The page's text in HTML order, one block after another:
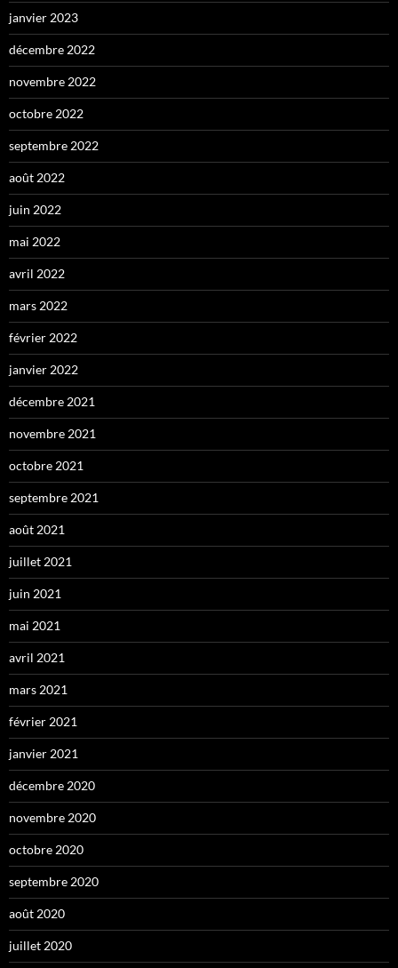
janvier 2023
décembre 2022
novembre 2022
octobre 2022
septembre 2022
août 2022
juin 2022
mai 2022
avril 2022
mars 2022
février 2022
janvier 2022
décembre 2021
novembre 2021
octobre 2021
septembre 2021
août 2021
juillet 2021
juin 2021
mai 2021
avril 2021
mars 2021
février 2021
janvier 2021
décembre 2020
novembre 2020
octobre 2020
septembre 2020
août 2020
juillet 2020